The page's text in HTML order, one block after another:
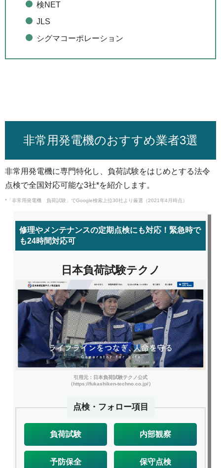
検NET
JLS
シグマコーポレーション
非常用発電機のおすすめ業者3選
非常用発電機に専門特化し、負荷試験をはじめとする法令
点検で全国対応可能な3社*を紹介します。
*「非常用発電機 負荷試験」でGoogle検索上位30社より厳選（2021年4月時点）
修理やメンテナンスの定期点検にも対応！緊急時で
も24時間対応可
日本負荷試験テクノ
引用元：日本負荷試験テクノ公式
（https://fukashiken-techno.co.jp/）
点検・フォロー項目
負荷試験 内部観察
予防保全 保守点検